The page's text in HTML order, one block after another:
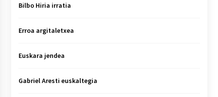
Bilbo Hiria irratia
Erroa argitaletxea
Euskara jendea
Gabriel Aresti euskaltegia